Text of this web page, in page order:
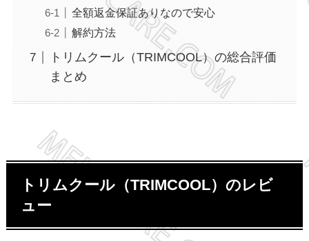
全額返金保証ありなので安心
解約方法
トリムクール（TRIMCOOL）の総合評価
まとめ
トリムクール（TRIMCOOL）のレビ
ュー